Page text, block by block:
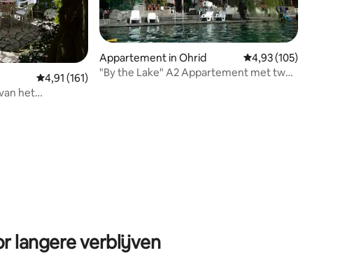
24 recensies
Gemiddelde beoordeling van 4,91 op 5, 161 recensies
4,91 (161)
het
Appartement in Ohrid Gemiddelde
4,93 (105)
"By the Lake" A2 Appartement met twee
langere verblijven